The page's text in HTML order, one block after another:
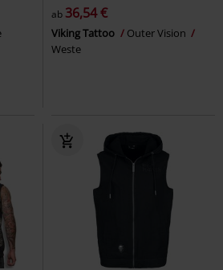
ab 36,54 €
Viking Tattoo
Outer Vision
Weste